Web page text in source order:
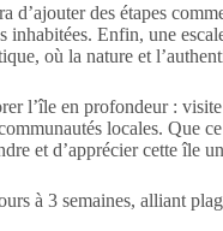
d’ajouter des étapes
Enfin, une
où la nature et
l’île en profondeur :
locales. Que
et d’apprécier cette île